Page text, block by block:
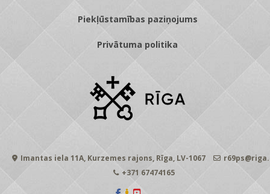
Piekļūstamības paziņojums
Privātuma politika
Imantas iela 11A, Kurzemes rajons, Rīga, LV-1067
+371 67474165